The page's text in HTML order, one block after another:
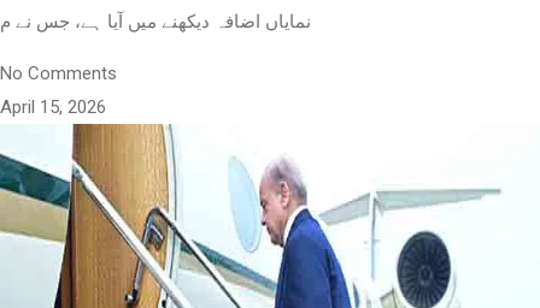
نمایاں اضافہ دیکھنے میں آیا ہے، جس نے م
No Comments
April 15, 2026